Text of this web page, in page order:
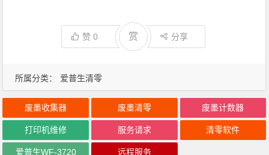
所属分类： 爱普生清零
赞0 赏 分享
废墨收集器 废墨清零 废墨计数器
打印机维修 服务请求 清零软件
爱普生WF-3720 远程服务